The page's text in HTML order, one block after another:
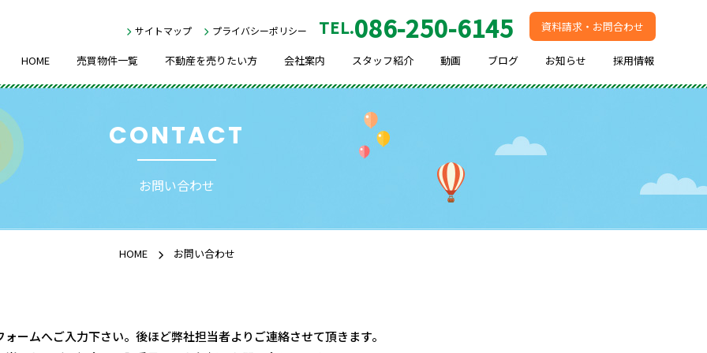
サイトマップ プライバシーポリシー TEL.086-250-6145 資料請求・お問合わせ
HOME 売買物件一覧 不動産を売りたい方 会社案内 スタッフ紹介 動画 ブログ お知らせ 採用情報
CONTACT
お問い合わせ
HOME お問い合わせ
ォームへご入力下さい。後ほど弊社担当者よりご連絡させて頂きます。